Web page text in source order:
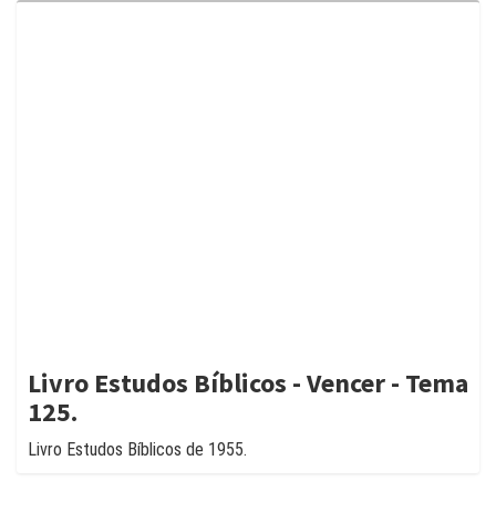
Livro Estudos Bíblicos - Vencer - Tema
125.
Livro Estudos Bíblicos de 1955.